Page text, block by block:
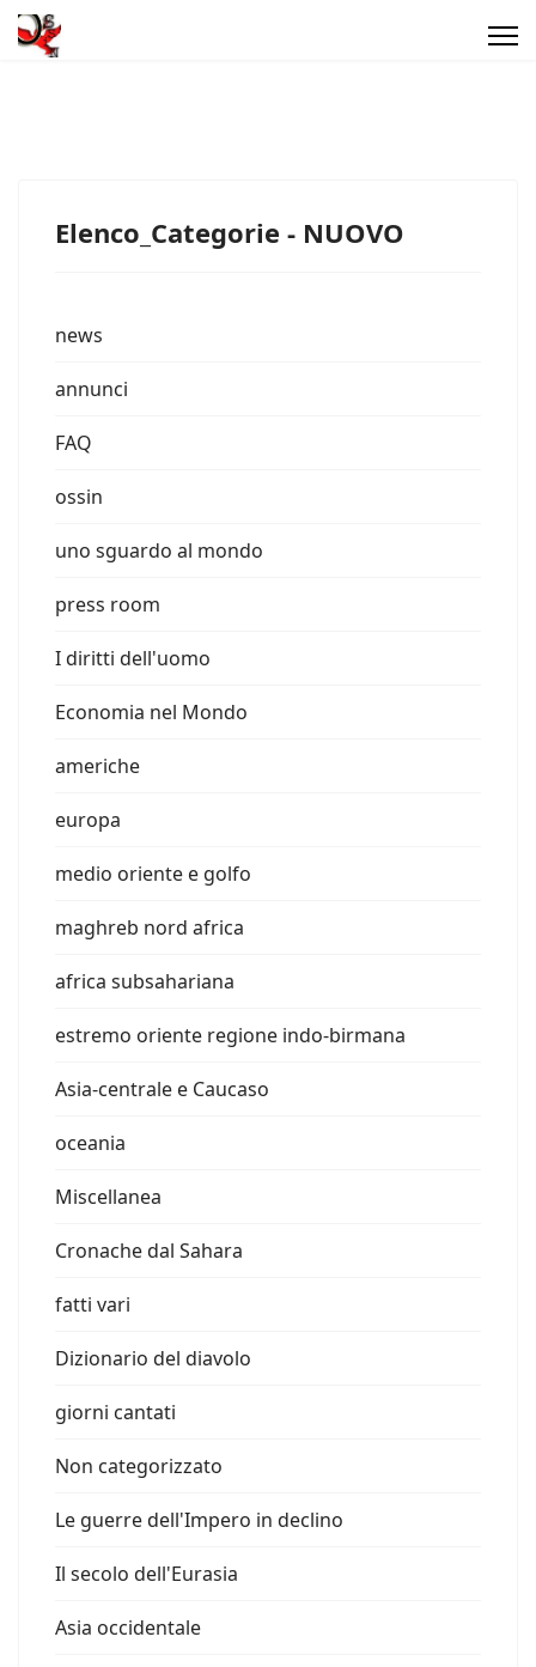
Elenco_Categorie - NUOVO
news
annunci
FAQ
ossin
uno sguardo al mondo
press room
I diritti dell'uomo
Economia nel Mondo
americhe
europa
medio oriente e golfo
maghreb nord africa
africa subsahariana
estremo oriente regione indo-birmana
Asia-centrale e Caucaso
oceania
Miscellanea
Cronache dal Sahara
fatti vari
Dizionario del diavolo
giorni cantati
Non categorizzato
Le guerre dell'Impero in declino
Il secolo dell'Eurasia
Asia occidentale